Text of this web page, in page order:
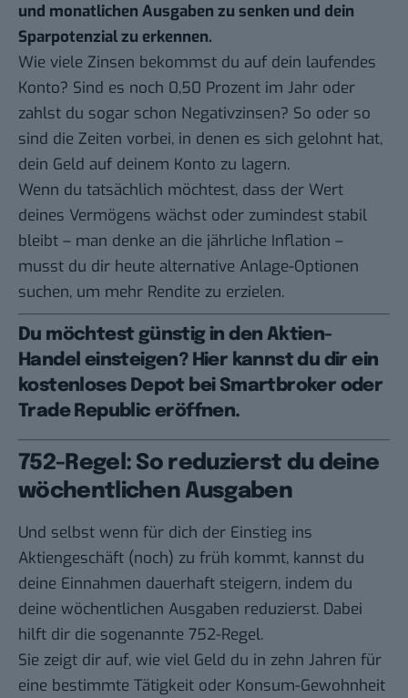
und monatlichen Ausgaben zu senken und dein
Sparpotenzial zu erkennen.
Wie viele Zinsen bekommst du auf dein laufendes
Konto? Sind es noch 0,50 Prozent im Jahr oder
zahlst du sogar schon Negativzinsen? So oder so
sind die Zeiten vorbei, in denen es sich gelohnt hat,
dein Geld auf deinem Konto zu lagern.
Wenn du tatsächlich möchtest, dass der Wert
deines Vermögens wächst oder zumindest stabil
bleibt – man denke an die jährliche Inflation –
musst du dir heute alternative Anlage-Optionen
suchen, um mehr Rendite zu erzielen.
Du möchtest günstig in den Aktien-
Handel einsteigen? Hier kannst du dir ein
kostenloses Depot bei Smartbroker oder
Trade Republic eröffnen.
752-Regel: So reduzierst du deine
wöchentlichen Ausgaben
Und selbst wenn für dich der Einstieg ins
Aktiengeschäft (noch) zu früh kommt, kannst du
deine Einnahmen dauerhaft steigern, indem du
deine wöchentlichen Ausgaben reduzierst. Dabei
hilft dir die sogenannte 752-Regel.
Sie zeigt dir auf, wie viel Geld du in zehn Jahren für
eine bestimmte Tätigkeit oder Konsum-Gewohnheit